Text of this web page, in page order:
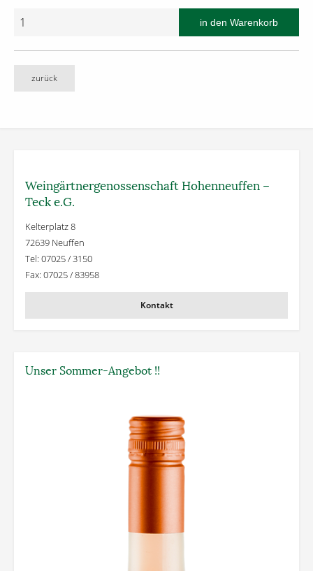
zurück
Weingärtner­genossenschaft Hohenneuffen –
Teck e.G.
Kelterplatz 8
72639 Neuffen
Tel: 07025 / 3150
Fax: 07025 / 83958
Kontakt
Unser Sommer-Angebot !!